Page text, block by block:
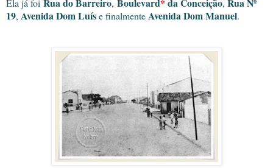
19, Avenida Dom Luíse finalmente Avenida Dom Manuel.